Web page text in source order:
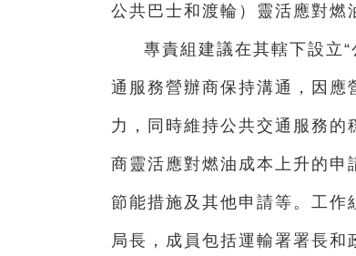
公共巴士和渡輪）靈活應對燃
專責組建議在其轄下設立
通服務營辦商保持溝通，因應
力，同時維持公共交通服務
商靈活應對燃油成本上升的申
節能措施及其他申請等。工作
局長，成員包括運輸署署長和